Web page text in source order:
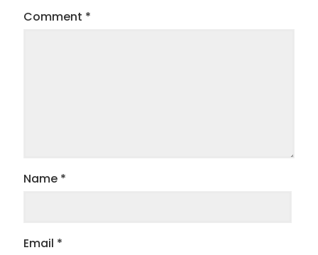
Comment *
Name *
Email *